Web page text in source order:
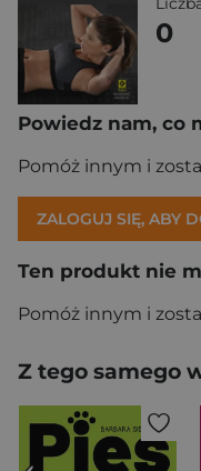
0
Powiedz nam, co
Pomóż innym i
ZALOGUJ SIĘ, ABY
Ten produkt nie
Pomóż innym i
Z tego samego